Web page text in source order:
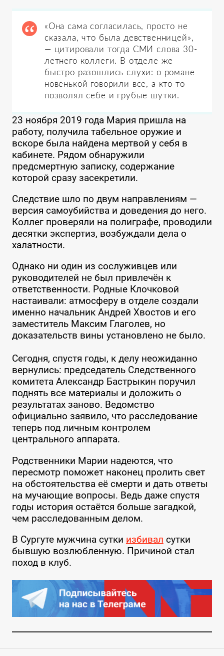
«Она сама согласилась, просто не
сказала, что была девственницей»,
— цитировали тогда СМИ слова 30-
летнего коллеги. В отделе же
быстро разошлись слухи: о романе
новенькой говорили все, а кто-то
позволял себе и грубые шутки.
23 ноября 2019 года Мария пришла на
работу, получила табельное оружие и
вскоре была найдена мертвой у себя в
кабинете. Рядом обнаружили
предсмертную записку, содержание
которой сразу засекретили.
Следствие шло по двум направлениям —
версия самоубийства и доведения до него.
Коллег проверяли на полиграфе, проводили
десятки экспертиз, возбуждали дела о
халатности.
Однако ни один из сослуживцев или
руководителей не был привлечён к
ответственности. Родные Клочковой
настаивали: атмосферу в отделе создали
именно начальник Андрей Хвостов и его
заместитель Максим Глаголев, но
доказательств вины установлено не было.
Сегодня, спустя годы, к делу неожиданно
вернулись: председатель Следственного
комитета Александр Бастрыкин поручил
поднять все материалы и доложить о
результатах заново. Ведомство
официально заявило, что расследование
теперь под личным контролем
центрального аппарата.
Родственники Марии надеются, что
пересмотр поможет наконец пролить свет
на обстоятельства её смерти и дать ответы
на мучающие вопросы. Ведь даже спустя
годы история остаётся больше загадкой,
чем расследованным делом.
В Сургуте мужчина сутки избивал сутки
бывшую возлюбленную. Причиной стал
поход в клуб.